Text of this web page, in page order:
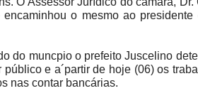
o mesmo ao presidente
do muncpio o prefeito Juscelino
e a´partir de hoje (06) os
nas contar bancárias.